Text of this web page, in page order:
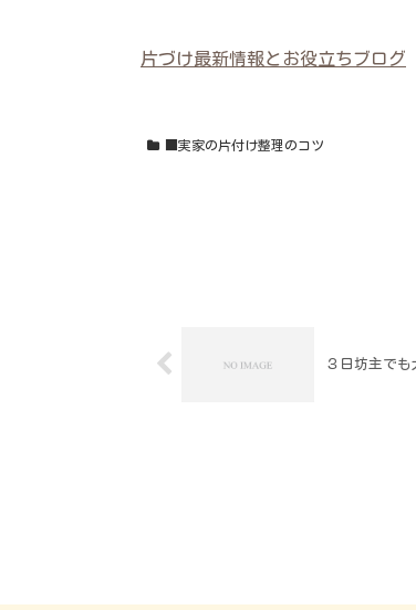
片づけ最新情報とお役立ちブログ
■実家の片付け整理のコツ
３日坊主でも